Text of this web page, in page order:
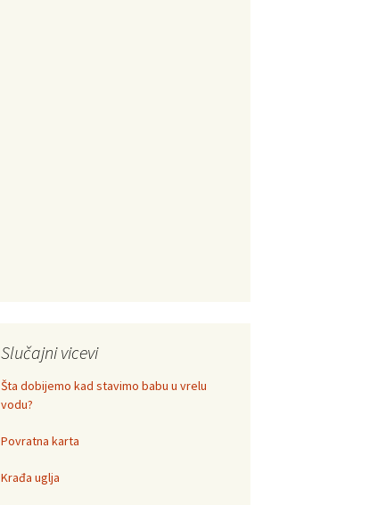
Slučajni vicevi
Šta dobijemo kad stavimo babu u vrelu
vodu?
Povratna karta
Krađa uglja